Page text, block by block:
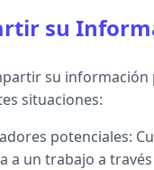
su
su información
situaciones:
potenciales:
a un trabajo a